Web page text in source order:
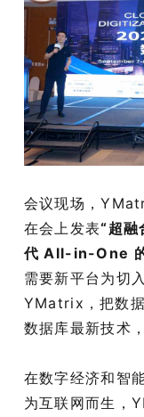
会议现场，
在会上发表“超
代 All-in-One
需要新平台为切
YMatrix，把数
数据库最新技术
在数字经济和智
为互联⽹⽽⽣，